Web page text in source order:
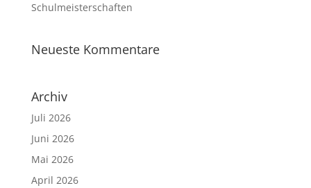
Schulmeisterschaften
Neueste Kommentare
Archiv
Juli 2026
Juni 2026
Mai 2026
April 2026